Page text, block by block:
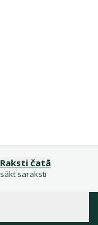
Raksti čatā
sākt saraksti